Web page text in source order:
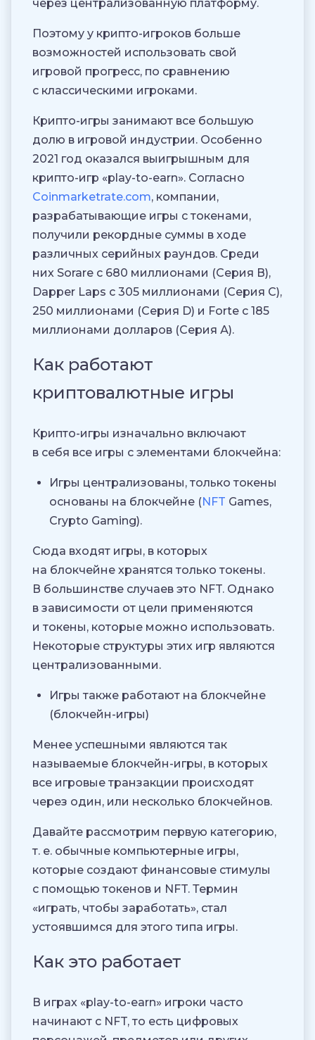
через централизованную платформу.
Поэтому у крипто-игроков больше
возможностей использовать свой
игровой прогресс, по сравнению
с классическими игроками.
Крипто-игры занимают все большую
долю в игровой индустрии. Особенно
2021 год оказался выигрышным для
крипто-игр «play-to-earn». Согласно
Coinmarketrate.com, компании,
разрабатывающие игры с токенами,
получили рекордные суммы в ходе
различных серийных раундов. Среди
них Sorare с 680 миллионами (Серия В),
Dapper Laps с 305 миллионами (Серия С),
250 миллионами (Серия D) и Forte с 185
миллионами долларов (Серия А).
Как работают
криптовалютные игры
Крипто-игры изначально включают
в себя все игры с элементами блокчейна:
Игры централизованы, только токены
основаны на блокчейне (NFT Games,
Crypto Gaming).
Сюда входят игры, в которых
на блокчейне хранятся только токены.
В большинстве случаев это NFT. Однако
в зависимости от цели применяются
и токены, которые можно использовать.
Некоторые структуры этих игр являются
централизованными.
Игры также работают на блокчейне
(блокчейн-игры)
Менее успешными являются так
называемые блокчейн-игры, в которых
все игровые транзакции происходят
через один, или несколько блокчейнов.
Давайте рассмотрим первую категорию,
т. е. обычные компьютерные игры,
которые создают финансовые стимулы
с помощью токенов и NFT. Термин
«играть, чтобы заработать», стал
устоявшимся для этого типа игры.
Как это работает
В играх «play-to-earn» игроки часто
начинают с NFT, то есть цифровых